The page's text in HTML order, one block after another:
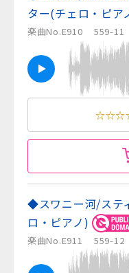
ター(チェロ・ピ
楽曲No.E910 559-11
◆スワニー河/ステ
ロ・ピアノ)
楽曲No.E911 559-12